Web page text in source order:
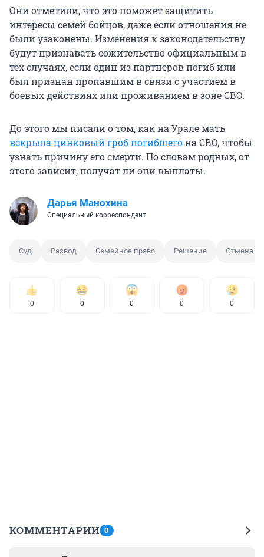
Они отметили, что это поможет защитить
интересы семей бойцов, даже если отношения не
были узаконены. Изменения к законодательству
будут признавать сожительство официальным в
тех случаях, если один из партнеров погиб или
был признан пропавшим в связи с участием в
боевых действиях или проживанием в зоне СВО.
До этого мы писали о том, как на Урале мать
вскрыла цинковый гроб погибшегона СВО, чтобы
узнать причину его смерти. По словам родных, от
этого зависит, получат ли они выплаты.
Дарья Манохина
Специальный корреспондент
Суд Развод Семейное право Решение Отмена
0 0 0 0 0
КОММЕНТАРИИ 0